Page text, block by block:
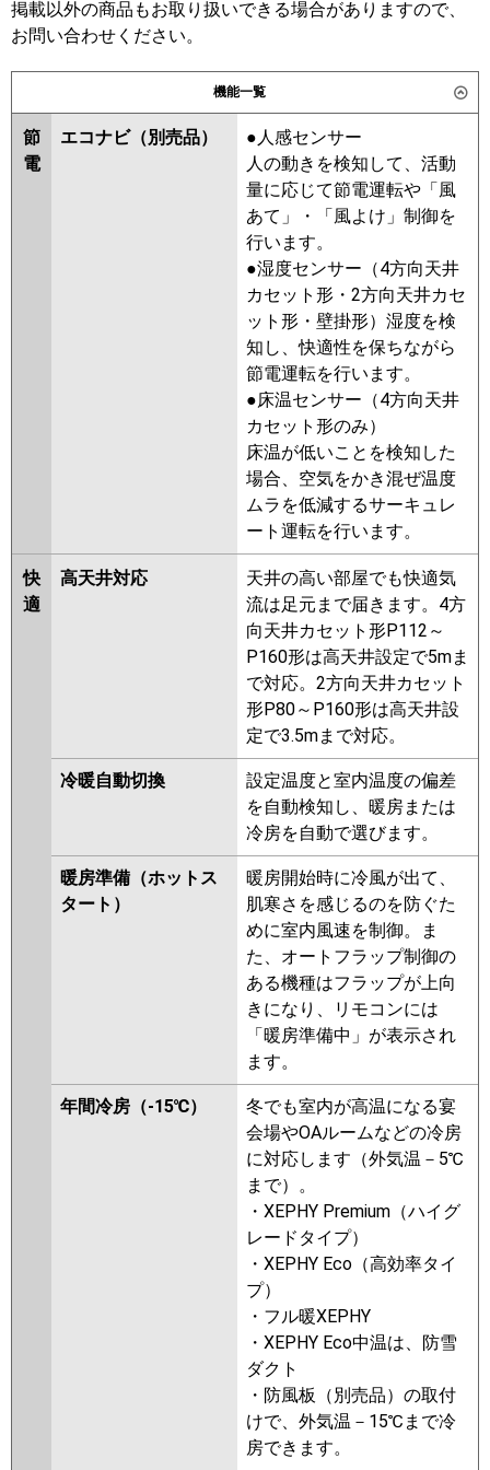
三菱重工
三菱電機
パナソニック PA-P224L6HVN
掲載以外の商品もお取り扱いできる場合がありますので、
お問い合わせください。
機能一覧
節
電
エコナビ（別売品）
●人感センサー
人の動きを検知して、活動
量に応じて節電運転や「風
あて」・「風よけ」制御を
行います。
●湿度センサー（4方向天井
カセット形・2方向天井カセ
ット形・壁掛形）湿度を検
知し、快適性を保ちながら
節電運転を行います。
●床温センサー（4方向天井
カセット形のみ）
床温が低いことを検知した
場合、空気をかき混ぜ温度
ムラを低減するサーキュレ
ート運転を行います。
快
適
高天井対応
天井の高い部屋でも快適気
流は足元まで届きます。4方
向天井カセット形P112～
P160形は高天井設定で5mま
で対応。2方向天井カセット
形P80～P160形は高天井設
定で3.5mまで対応。
冷暖自動切換
設定温度と室内温度の偏差
を自動検知し、暖房または
冷房を自動で選びます。
暖房準備（ホットス
タート）
暖房開始時に冷風が出て、
肌寒さを感じるのを防ぐた
めに室内風速を制御。ま
た、オートフラップ制御の
ある機種はフラップが上向
きになり、リモコンには
「暖房準備中」が表示され
ます。
年間冷房（-15℃）
冬でも室内が高温になる宴
会場やOAルームなどの冷房
に対応します（外気温－5℃
まで）。
・XEPHY Premium（ハイグ
レードタイプ）
・XEPHY Eco（高効率タイ
プ）
・フル暖XEPHY
・XEPHY Eco中温は、防雪
ダクト
・防風板（別売品）の取付
けで、外気温－15℃まで冷
房できます。